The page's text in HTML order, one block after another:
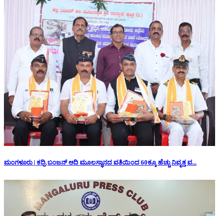
ಮಂಗಳೂರು | ಕದ್ರಿ ಬಂಜನ್ ಆದಿ ಮೂಲಸ್ಥಾನದ ವತಿಯಿಂದ 60ಕ್ಕೂ ಹೆಚ್ಚು ನಿವೃತ್ತ ವ...